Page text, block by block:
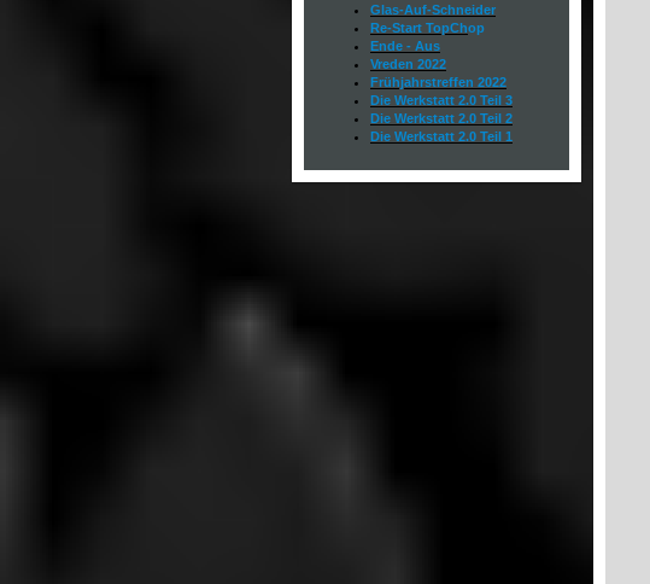
Glas-Auf-Schneider
Re-Start TopChop
Ende - Aus
Vreden 2022
Frühjahrstreffen 2022
Die Werkstatt 2.0 Teil 3
Die Werkstatt 2.0 Teil 2
Die Werkstatt 2.0 Teil 1